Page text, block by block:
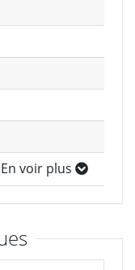
En voir plus